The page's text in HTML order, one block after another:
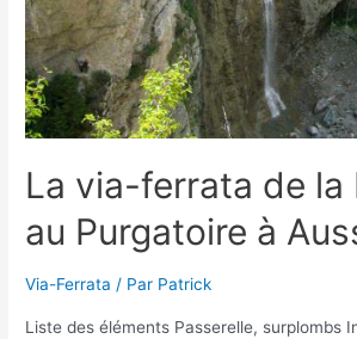
La via-ferrata de la
au Purgatoire à
Via-Ferrata / Par Patrick
Liste des éléments Passerelle, surplombs